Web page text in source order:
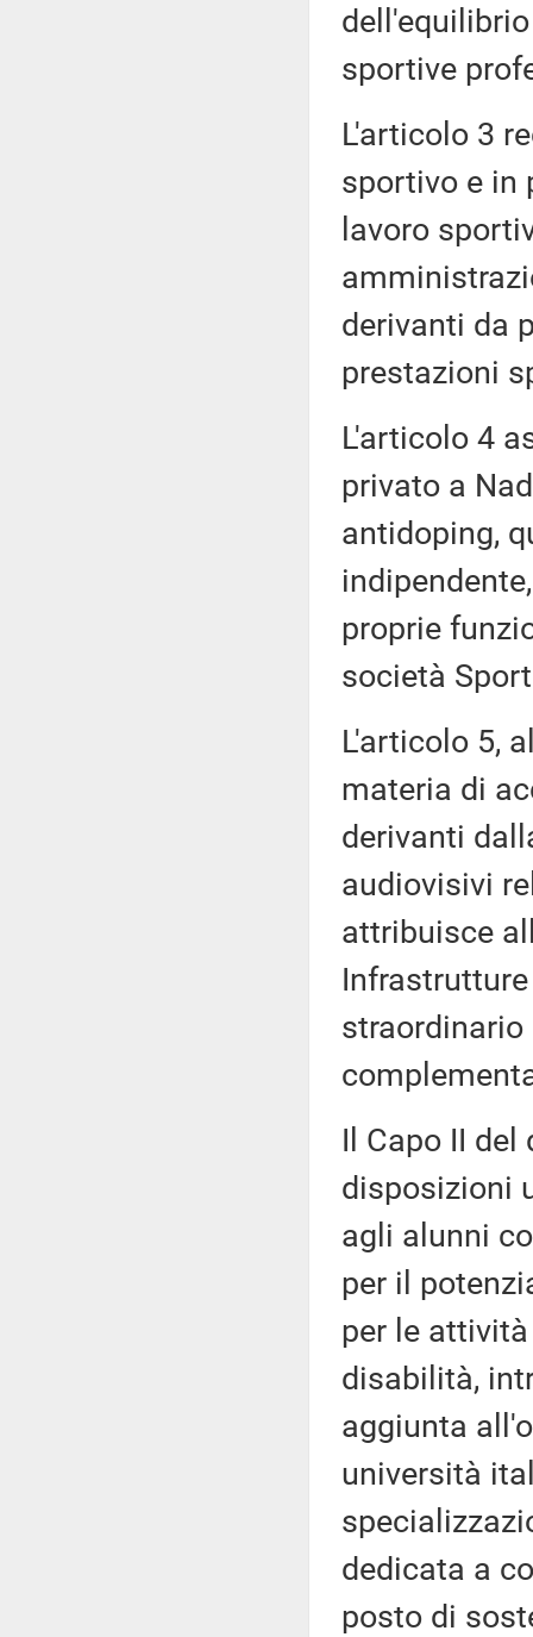
sportive
L'articolo 3
sportivo e in
lavoro
derivanti da
prestazioni
L'articolo 4
privato a
antidoping,
proprie
società
L'articolo 5,
materia di
derivanti
audiovisivi
attribuisce
straordinario
Il Capo II
disposizioni
agli alunni
per il
per le
disabilità,
aggiunta
università
dedicata a
posto di